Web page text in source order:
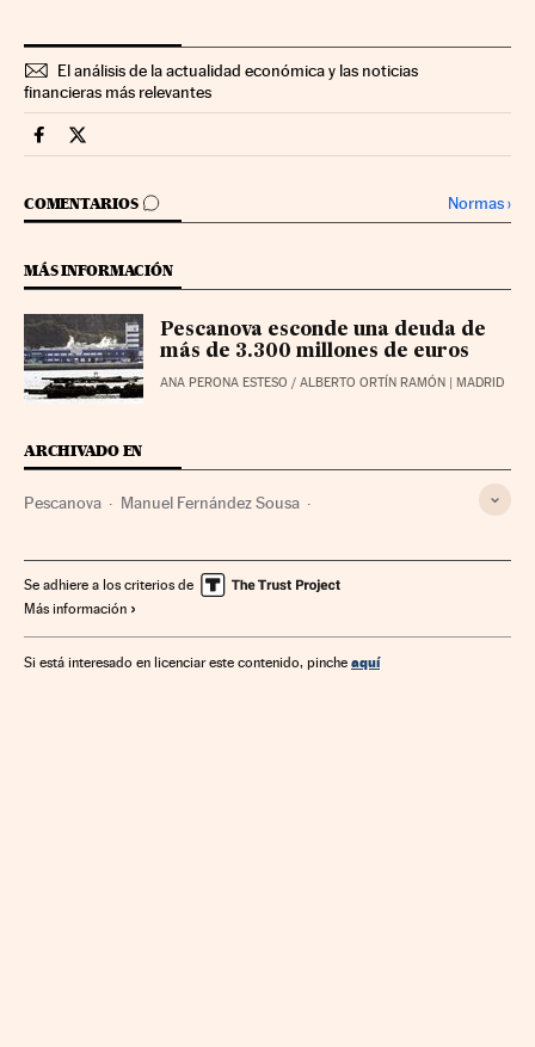
El análisis de la actualidad económica y las noticias
financieras más relevantes
Companias Cinco Días en Facebook
Companias Cinco Días en Twitter
COMENTARIOS
IR A LOS COMENTARIOS Normas›
MÁS INFORMACIÓN
Pescanova esconde una deuda de
más de 3.300 millones de euros
ANA PERONA ESTESO / ALBERTO ORTÍN RAMÓN | MADRID
ARCHIVADO EN
Pescanova Manuel Fernández Sousa
Suspensión pagos Argentina Empresas
Se adhiere a los criterios de
Más información
Si está interesado en licenciar este contenido, pinche aquí